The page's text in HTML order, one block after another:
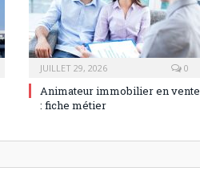
JUILLET 29, 2026 0
Animateur immobilier en vente
: fiche métier